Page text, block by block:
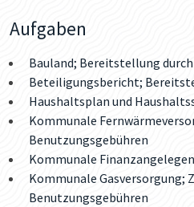
Aufgaben
Bauland; Bereitstellung durch
Beteiligungsbericht;
Haushaltsplan und
Kommunale
Benutzungsgebühren
Kommunale
Kommunale Gasversorgung;
Benutzungsgebühren